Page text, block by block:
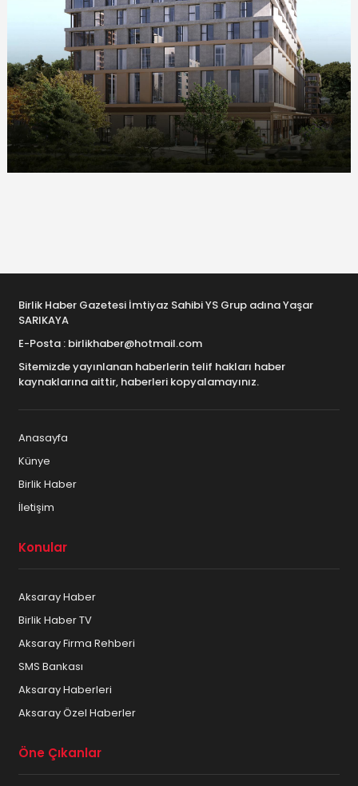
Birlik Haber Gazetesi İmtiyaz Sahibi YS Grup adına Yaşar
SARIKAYA
E-Posta : birlikhaber@hotmail.com
Sitemizde yayınlanan haberlerin telif hakları haber
kaynaklarına aittir, haberleri kopyalamayınız.
Anasayfa
Künye
Birlik Haber
İletişim
Konular
Aksaray Haber
Birlik Haber TV
Aksaray Firma Rehberi
SMS Bankası
Aksaray Haberleri
Aksaray Özel Haberler
Öne Çıkanlar